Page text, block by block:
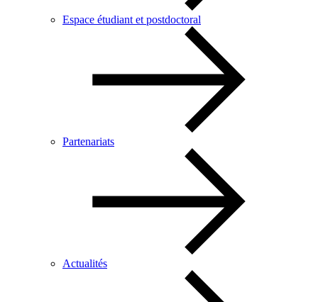
Espace étudiant et postdoctoral
Partenariats
Actualités